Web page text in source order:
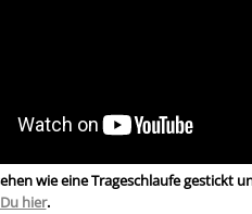
wie eine Trageschlaufe gestickt
hier.